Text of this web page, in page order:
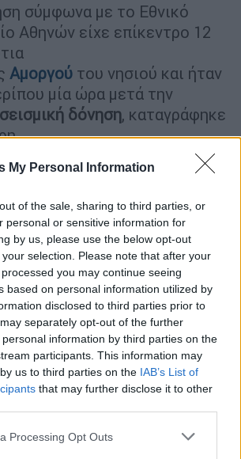
My Personal Information
of the sale, sharing to third parties, or
personal or sensitive information for
by us, please use the below opt-out
selection. Please note that after your
you may continue seeing
based on personal information utilized by
disclosed to third parties prior to
separately opt-out of the further
information by third parties on the
participants. This information may
us to third parties on the IAB’s List of
that may further disclose it to other
website/app uses one or more Google
Processing Opt Outs
σύμφωνα με το Εθνικό
Αθηνών είχε επίκεντρο 12
Αμοργού του νησιού και ήταν
μία ώρα μετά την
σεισμική δόνηση, καταγράφηκε
της Αρκεσίνης
για σεισμό μεγέθους
σημειώθηκε στις 13:57, με το
να υπολογίζεται 19
τηςΑρκεσίνης και
14,7 χιλιόμετρα.
12:40
τροχαίο στο Βόλο:
ντεραπάρισε σε στροφή -
ηλικιωμένος